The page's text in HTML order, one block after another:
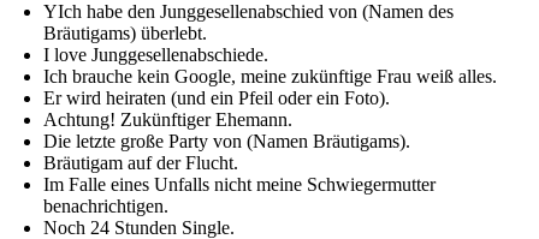
YIch habe den Junggesellenabschied von (Namen des
Bräutigams) überlebt.
I love Junggesellenabschiede.
Ich brauche kein Google, meine zukünftige Frau weiß alles.
Er wird heiraten (und ein Pfeil oder ein Foto).
Achtung! Zukünftiger Ehemann.
Die letzte große Party von (Namen Bräutigams).
Bräutigam auf der Flucht.
Im Falle eines Unfalls nicht meine Schwiegermutter
benachrichtigen.
Noch 24 Stunden Single.